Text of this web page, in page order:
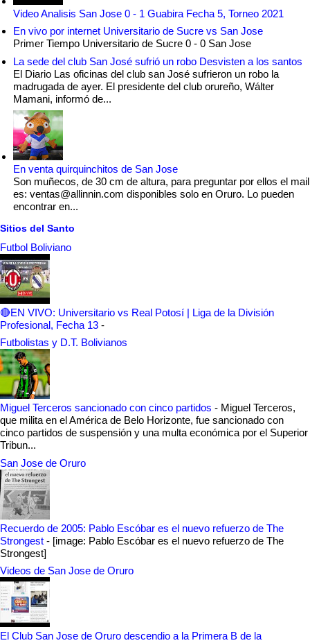
Video Analisis San Jose 0 - 1 Guabira Fecha 5, Torneo 2021
En vivo por internet Universitario de Sucre vs San Jose
Primer Tiempo Universitario de Sucre 0 - 0 San Jose
La sede del club San José sufrió un robo Desvisten a los santos
El Diario Las oficinas del club san José sufrieron un robo la
madrugada de ayer. El presidente del club orureño, Wálter
Mamani, informó de...
En venta quirquinchitos de San Jose
Son muñecos, de 30 cm de altura, para preguntar por ellos el mail
es: ventas@allinnin.com disponibles solo en Oruro. Lo pueden
encontrar en...
Sitios del Santo
Futbol Boliviano
🔴EN VIVO: Universitario vs Real Potosí | Liga de la División
Profesional, Fecha 13 -
Futbolistas y D.T. Bolivianos
Miguel Terceros sancionado con cinco partidos - Miguel Terceros,
que milita en el América de Belo Horizonte, fue sancionado con
cinco partidos de suspensión y una multa económica por el Superior
Tribun...
San Jose de Oruro
Recuerdo de 2005: Pablo Escóbar es el nuevo refuerzo de The
Strongest - [image: Pablo Escóbar es el nuevo refuerzo de The
Strongest]
Videos de San Jose de Oruro
El Club San Jose de Oruro descendio a la Primera B de la